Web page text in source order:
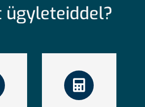
ügyleteiddel?